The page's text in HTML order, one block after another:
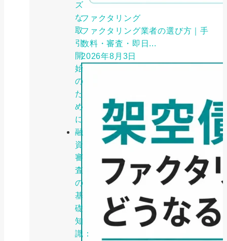
ズ
な
取
引
開
始
の
た
め
に
融
資
審
査
の
基
礎
知
識：
ファクタリング
ファクタリング業者の選び方｜手
数料・審査・即日...
2026年8月3日